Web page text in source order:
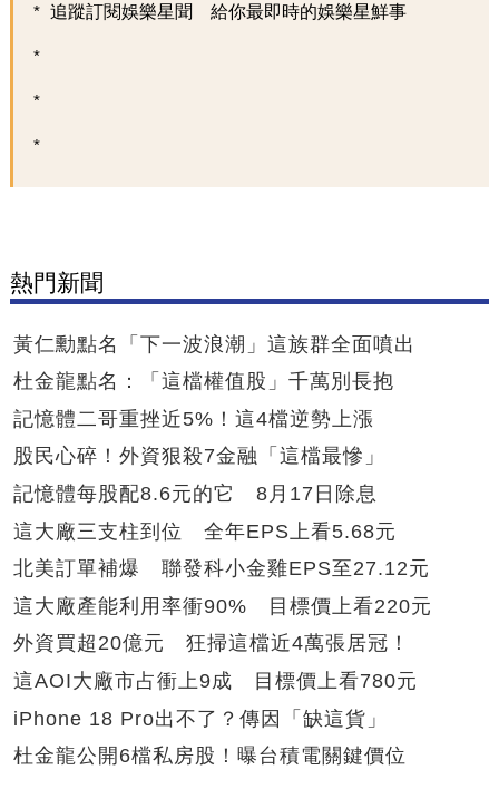
追蹤訂閱娛樂星聞 給你最即時的娛樂星鮮事
熱門新聞
黃仁勳點名「下一波浪潮」這族群全面噴出
杜金龍點名：「這檔權值股」千萬別長抱
記憶體二哥重挫近5%！這4檔逆勢上漲
股民心碎！外資狠殺7金融「這檔最慘」
記憶體每股配8.6元的它 8月17日除息
這大廠三支柱到位 全年EPS上看5.68元
北美訂單補爆 聯發科小金雞EPS至27.12元
這大廠產能利用率衝90% 目標價上看220元
外資買超20億元 狂掃這檔近4萬張居冠！
這AOI大廠市占衝上9成 目標價上看780元
iPhone 18 Pro出不了？傳因「缺這貨」
杜金龍公開6檔私房股！曝台積電關鍵價位